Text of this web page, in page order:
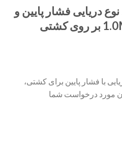
دریایی فشار پایین و
با فشار پایین برای کشتی،
مورد درخواست شما